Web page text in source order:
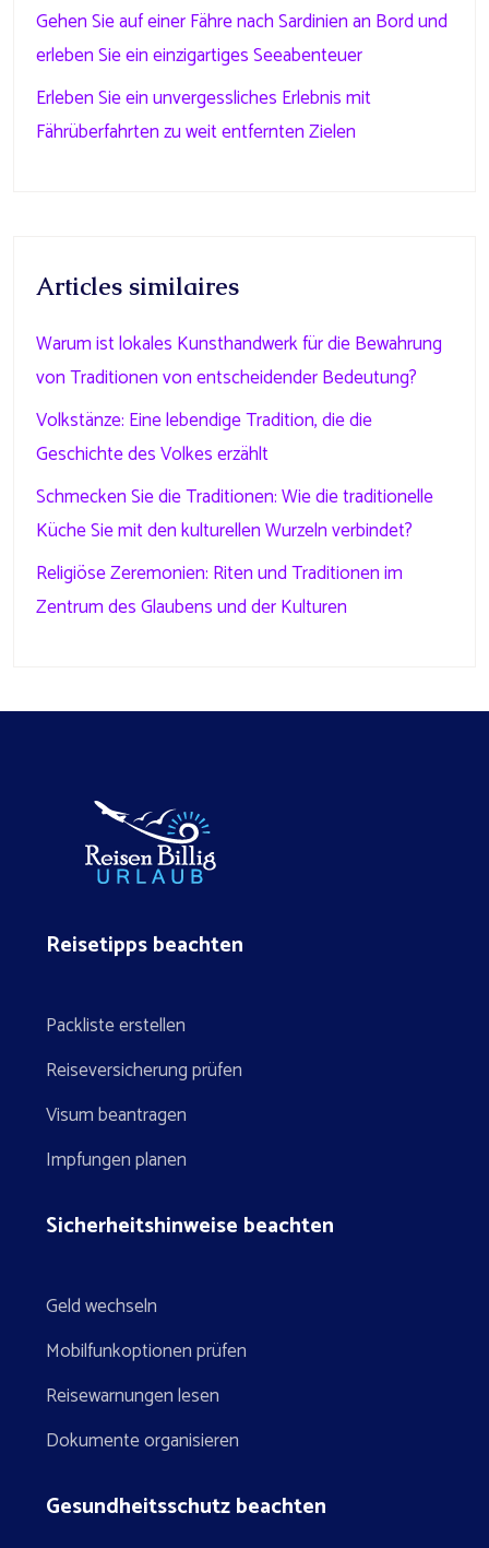
Gehen Sie auf einer Fähre nach Sardinien an Bord und
erleben Sie ein einzigartiges Seeabenteuer
Erleben Sie ein unvergessliches Erlebnis mit
Fährüberfahrten zu weit entfernten Zielen
Articles similaires
Warum ist lokales Kunsthandwerk für die Bewahrung
von Traditionen von entscheidender Bedeutung?
Volkstänze: Eine lebendige Tradition, die die
Geschichte des Volkes erzählt
Schmecken Sie die Traditionen: Wie die traditionelle
Küche Sie mit den kulturellen Wurzeln verbindet?
Religiöse Zeremonien: Riten und Traditionen im
Zentrum des Glaubens und der Kulturen
Reisetipps beachten
Packliste erstellen
Reiseversicherung prüfen
Visum beantragen
Impfungen planen
Sicherheitshinweise beachten
Geld wechseln
Mobilfunkoptionen prüfen
Reisewarnungen lesen
Dokumente organisieren
Gesundheitsschutz beachten